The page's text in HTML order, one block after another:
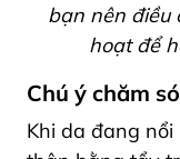
bạn nên điều
hoạt để
Chú ý chăm
Khi da đang